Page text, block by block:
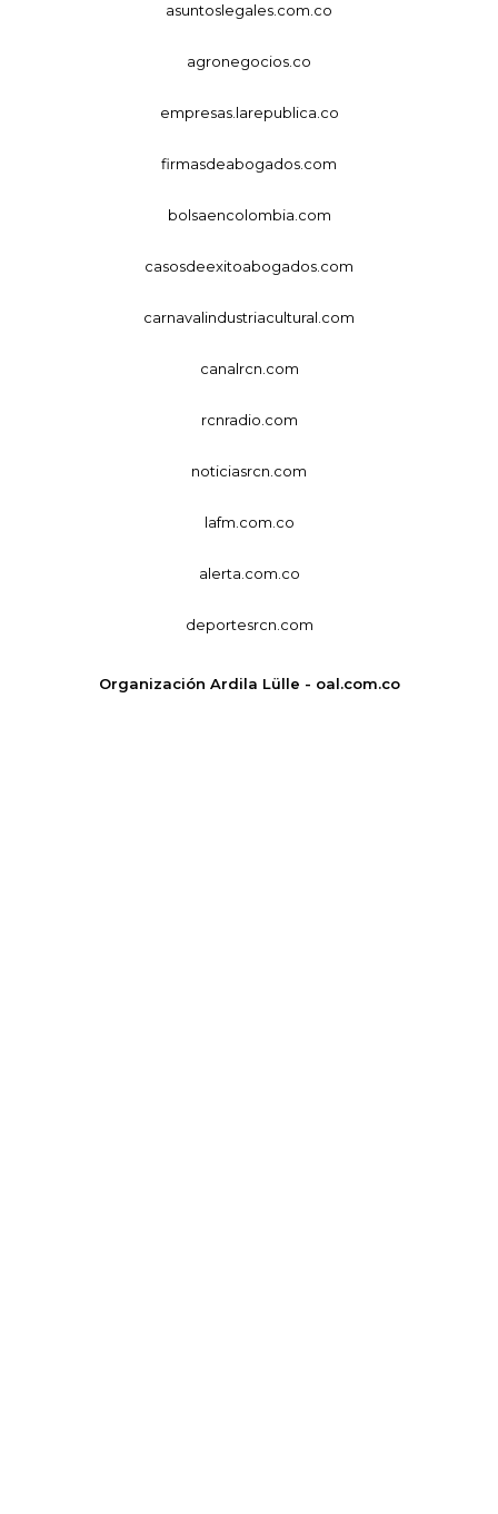
asuntoslegales.com.co
agronegocios.co
empresas.larepublica.co
firmasdeabogados.com
bolsaencolombia.com
casosdeexitoabogados.com
carnavalindustriacultural.com
canalrcn.com
rcnradio.com
noticiasrcn.com
lafm.com.co
alerta.com.co
deportesrcn.com
Organización Ardila Lülle - oal.com.co